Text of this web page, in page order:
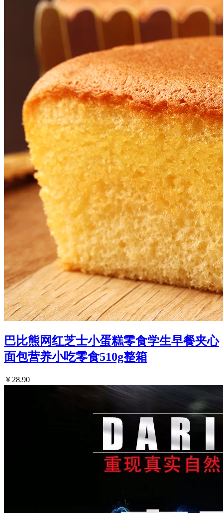
巴比熊网红芝士小蛋糕零食学生早餐夹心
面包营养小吃零食510g整箱
￥28.90